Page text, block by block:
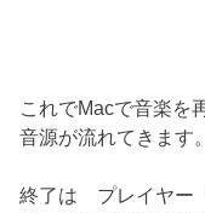
これでMacで音楽を
音源が流れてきます。
終了は プレイヤー